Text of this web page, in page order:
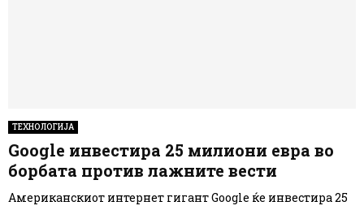
ТЕХНОЛОГИЈА
Google инвестира 25 милиони евра во
борбата против лажните вести
Американскиот интернет гигант Google ќе инвестира 25